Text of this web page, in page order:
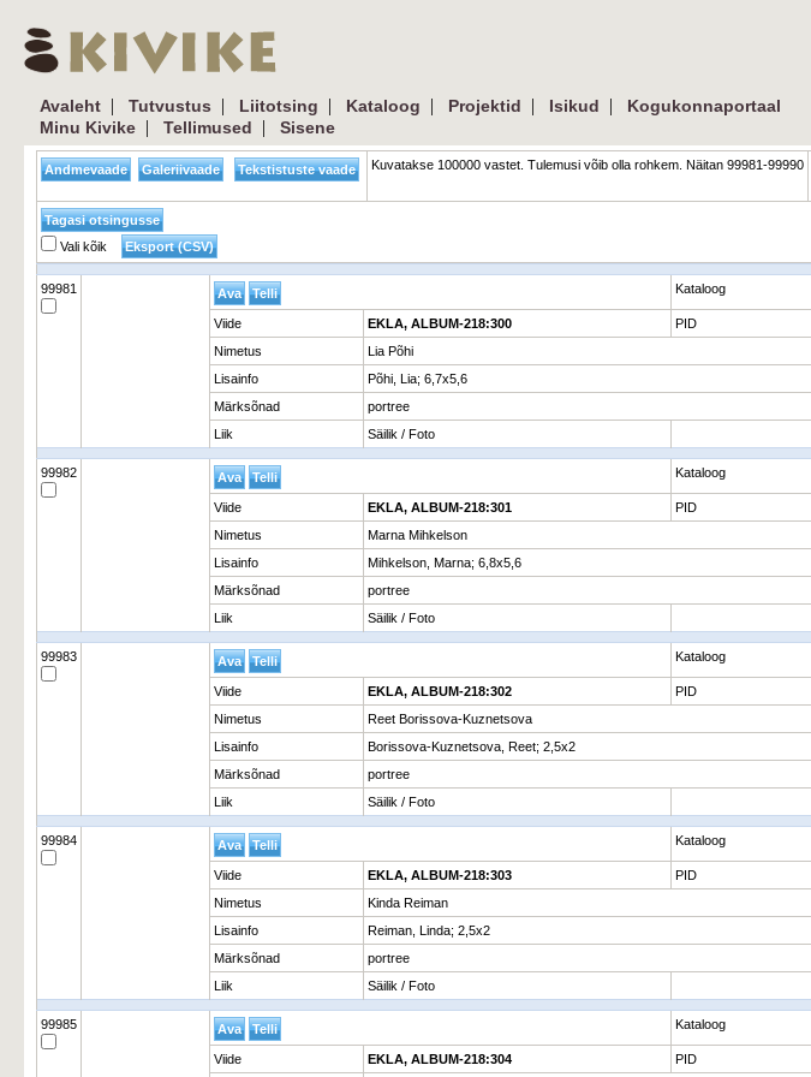
Avaleht | Tutvustus | Liitotsing | Kataloog | Projektid | Isikud |
Kogukonnaportaal
Minu Kivike | Tellimused | Sisene
Kuvatakse 100000 vastet. Tulemusi võib olla rohkem. Näitan 99981-99990
Vali kõik
99981 Kataloog
Viide EKLA, ALBUM-218:300 PID
Nimetus
Lia Põhi
Lisainfo
Põhi, Lia; 6,7x5,6
Märksõnad
portree
Liik
Säilik / Foto
99982 Kataloog
Viide EKLA, ALBUM-218:301 PID
Nimetus
Marna Mihkelson
Lisainfo
Mihkelson, Marna; 6,8x5,6
Märksõnad
portree
Liik
Säilik / Foto
99983 Kataloog
Viide EKLA, ALBUM-218:302 PID
Nimetus
Reet Borissova-Kuznetsova
Lisainfo
Borissova-Kuznetsova, Reet; 2,5x2
Märksõnad
portree
Liik
Säilik / Foto
99984 Kataloog
Viide EKLA, ALBUM-218:303 PID
Nimetus
Kinda Reiman
Lisainfo
Reiman, Linda; 2,5x2
Märksõnad
portree
Liik
Säilik / Foto
99985 Kataloog
Viide EKLA, ALBUM-218:304 PID